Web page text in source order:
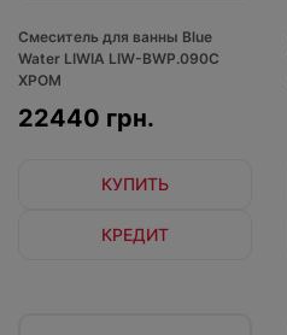
Смеситель для ванны Blue
Water LIWIA LIW-BWP.090C
ХРОМ
22440 грн.
КУПИТЬ
КРЕДИТ